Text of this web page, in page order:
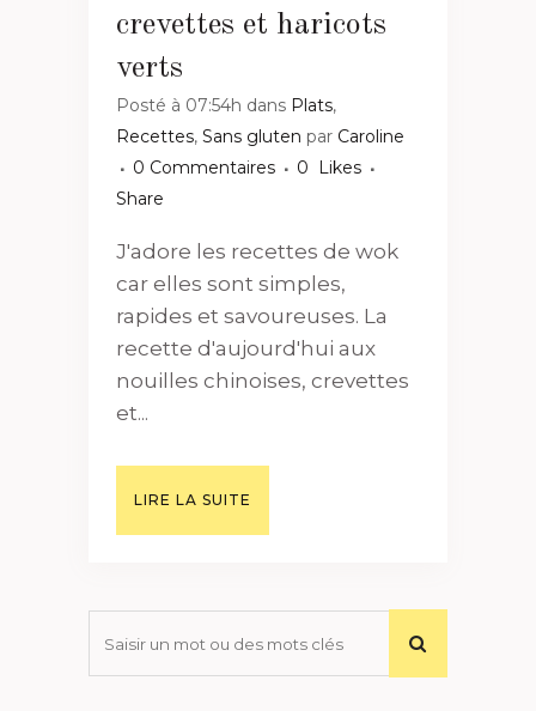
crevettes et haricots
verts
Posté à 07:54h dans Plats,
Recettes, Sans gluten par Caroline
0 Commentaires
0
Likes
Share
J'adore les recettes de wok
car elles sont simples,
rapides et savoureuses. La
recette d'aujourd'hui aux
nouilles chinoises, crevettes
et...
LIRE LA SUITE